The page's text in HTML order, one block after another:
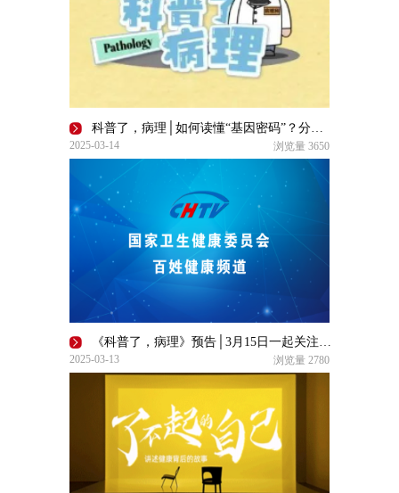
科普了，病理│如何读懂“基因密码”？分子病理报告现身说法
2025-03-14 浏览量 3650
《科普了，病理》预告│3月15日一起关注病理学的创新与传承
2025-03-13 浏览量 2780